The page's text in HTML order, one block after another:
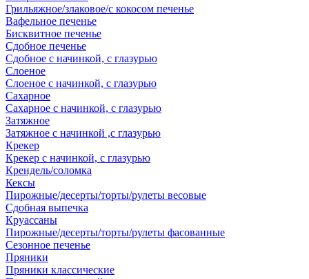
Грильяжное/злаковое/с кокосом печенье
Вафельное печенье
Бисквитное печенье
Сдобное печенье
Сдобное с начинкой, с глазурью
Слоеное
Слоеное с начинкой, с глазурью
Сахарное
Сахарное с начинкой, с глазурью
Затяжное
Затяжное с начинкой ,с глазурью
Крекер
Крекер с начинкой, с глазурью
Крендель/соломка
Кексы
Пирожные/десерты/торты/рулеты весовые
Сдобная выпечка
Круассаны
Пирожные/десерты/торты/рулеты фасованные
Сезонное печенье
Пряники
Пряники классические